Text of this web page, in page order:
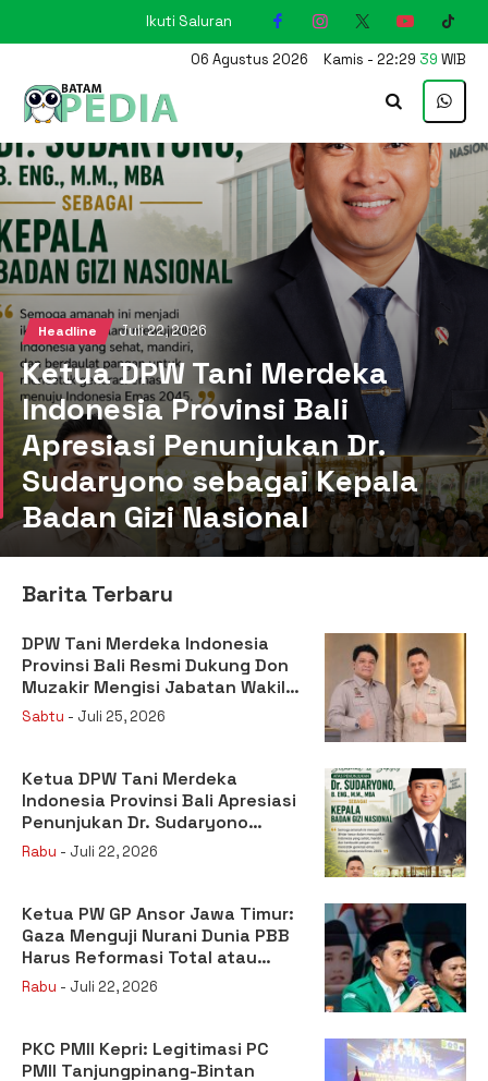
Ikuti Saluran
06 Agustus 2026 Kamis - 22:29 40 WIB
Headline Juli 22, 2026
Ketua DPW Tani Merdeka
Indonesia Provinsi Bali
Apresiasi Penunjukan Dr.
Sudaryono sebagai Kepala
Badan Gizi Nasional
Barita Terbaru
DPW Tani Merdeka Indonesia
Provinsi Bali Resmi Dukung Don
Muzakir Mengisi Jabatan Wakil
Menteri Pertanian RI
Sabtu - Juli 25, 2026
Ketua DPW Tani Merdeka
Indonesia Provinsi Bali Apresiasi
Penunjukan Dr. Sudaryono
sebagai Kepala Badan Gizi
Rabu - Juli 22, 2026
Ketua PW GP Ansor Jawa Timur:
Gaza Menguji Nurani Dunia PBB
Harus Reformasi Total atau
Kehilangan Legitimasi
Rabu - Juli 22, 2026
PKC PMII Kepri: Legitimasi PC
PMII Tanjungpinang-Bintan